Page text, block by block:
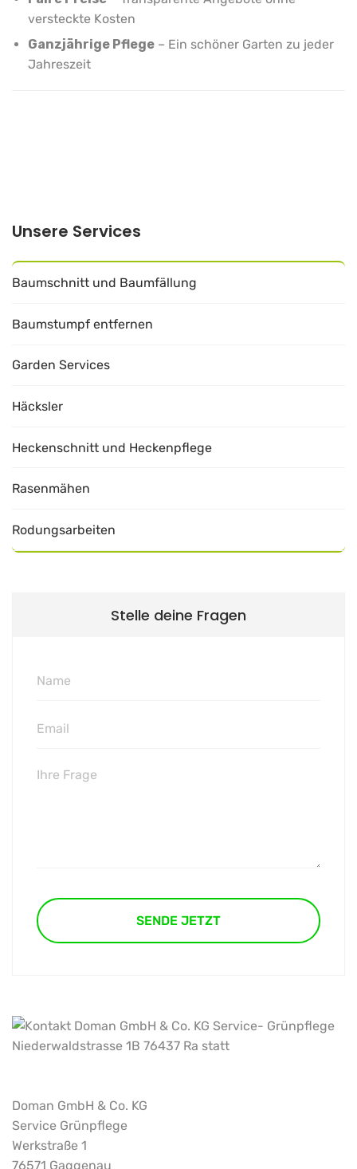
versteckte Kosten
Ganzjährige Pflege – Ein schöner Garten zu jeder
Jahreszeit
Unsere Services
Baumschnitt und Baumfällung
Baumstumpf entfernen
Garden Services
Häcksler
Heckenschnitt und Heckenpflege
Rasenmähen
Rodungsarbeiten
Stelle deine Fragen
Doman GmbH & Co. KG
Service Grünpflege
Werkstraße 1
76571 Gaggenau